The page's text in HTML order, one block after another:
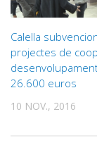
Calella
projectes de
26.600 euros
10 NOV., 2016